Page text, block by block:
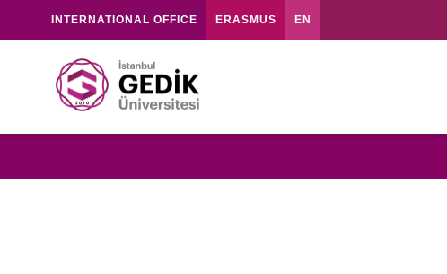
INTERNATIONAL OFFICE ERASMUS EN